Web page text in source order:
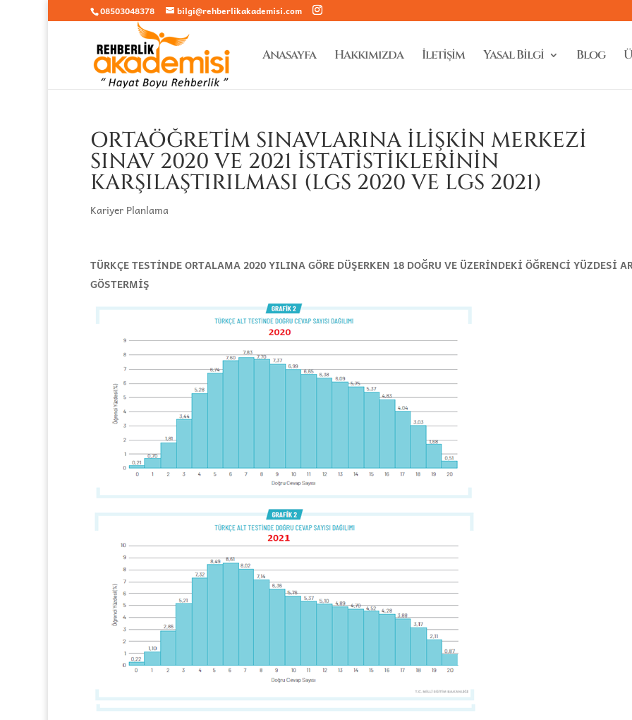
08503048378 bilgi@rehberlikakademisi.com
Anasayfa Hakkımızda İletişim Yasal Bilgi Blog
ORTAÖĞRETİM SINAVLARINA İLİŞKİN MERKEZİ
SINAV 2020 VE 2021 İSTATİSTİKLERİNİN
KARŞILAŞTIRILMASI (LGS 2020 VE LGS 2021)
Kariyer Planlama
TÜRKÇE TESTİNDE ORTALAMA 2020 YILINA GÖRE DÜŞERKEN 18 DOĞRU VE ÜZERİNDEKİ ÖĞRENCİ YÜZDESİ
GÖSTERMİŞ